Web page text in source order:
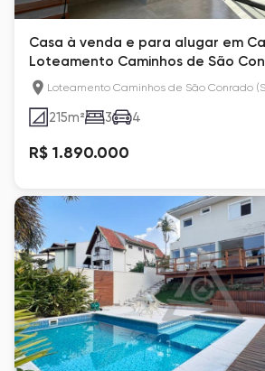
Casa à venda e para alugar em
Loteamento Caminhos de São
com 3 suítes
Loteamento Caminhos de São Conrado
215m² 3 4
R$ 1.890.000